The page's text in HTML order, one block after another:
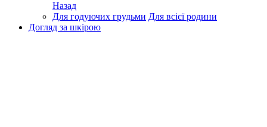
Назад
Для годуючих грудьми Для всієї родини
Догляд за шкірою